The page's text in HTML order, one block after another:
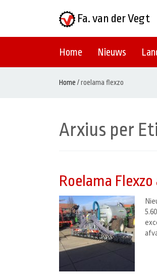
Fa. van der Vegt
Home Nieuws
Home /roelama flexzo
Arxius per
Roelama